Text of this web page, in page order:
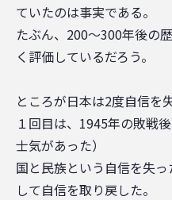
ていたのは事実である。
たぶん、200～300年後の
く評価しているだろう。
ところが日本は2度自信を
１回目は、1945年の敗戦
士気があった）
国と民族という自信を失
して自信を取り戻した。